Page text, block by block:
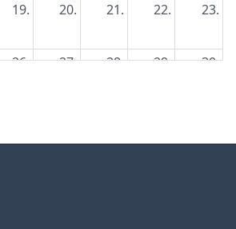
19. 20. 21. 22. 23.
26. 27. 28. 29. 30.